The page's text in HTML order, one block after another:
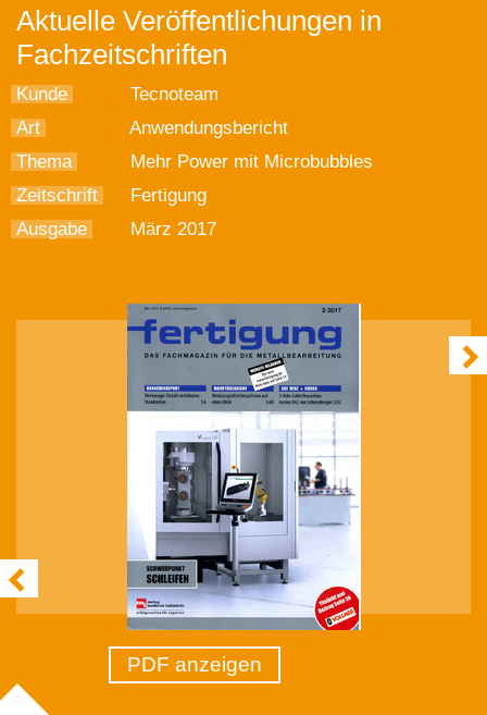
Aktuelle Veröffentlichungen in
Fachzeitschriften
Kunde
Tecnoteam
Art
Anwendungsbericht
Thema
Mehr Power mit Microbubbles
Zeitschrift
Fertigung
Ausgabe
März 2017
PDF anzeigen